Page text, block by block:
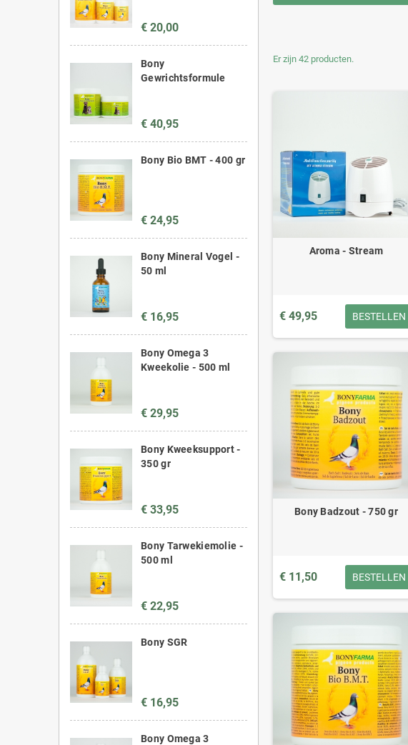
€ 20,00
Bony
Gewrichtsformule
€ 40,95
Bony Bio BMT - 400 gr
€ 24,95
Bony Mineral Vogel -
50 ml
€ 16,95
Bony Omega 3
Kweekolie - 500 ml
€ 29,95
Bony Kweeksupport -
350 gr
€ 33,95
Bony Tarwekiemolie -
500 ml
€ 22,95
Bony SGR
€ 16,95
Bony Omega 3
Er zijn 42 producten.
Aroma - Stream
€ 49,95 BESTELLEN
Bony Badzout - 750 gr
€ 11,50 BESTELLEN